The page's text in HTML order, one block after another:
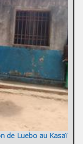
de Luebo au Kasaï